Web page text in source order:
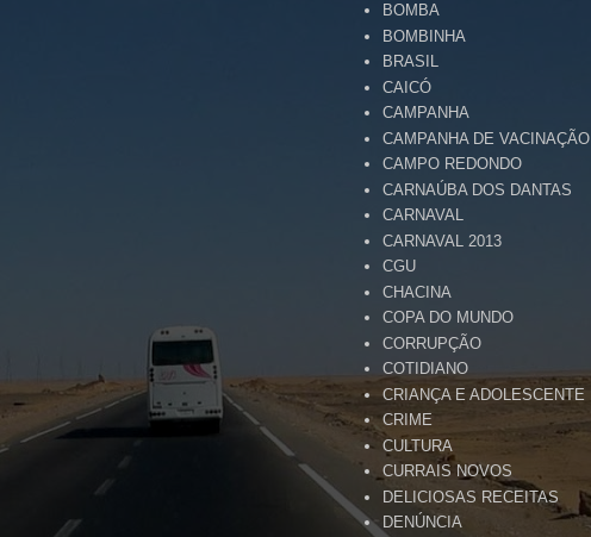
BOMBA
BOMBINHA
BRASIL
CAICÓ
CAMPANHA
CAMPANHA DE VACINAÇÃO
CAMPO REDONDO
CARNAÚBA DOS DANTAS
CARNAVAL
CARNAVAL 2013
CGU
CHACINA
COPA DO MUNDO
CORRUPÇÃO
COTIDIANO
CRIANÇA E ADOLESCENTE
CRIME
CULTURA
CURRAIS NOVOS
DELICIOSAS RECEITAS
DENÚNCIA